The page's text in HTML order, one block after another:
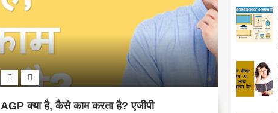
AGP क्या है, कैसे काम करता है? एजीपी